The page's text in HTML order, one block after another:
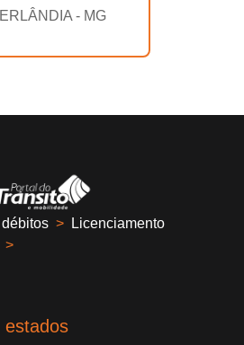
- MG
>
Licenciamento
>
estados